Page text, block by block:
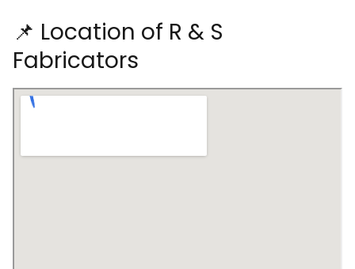
📌 Location of R & S
Fabricators